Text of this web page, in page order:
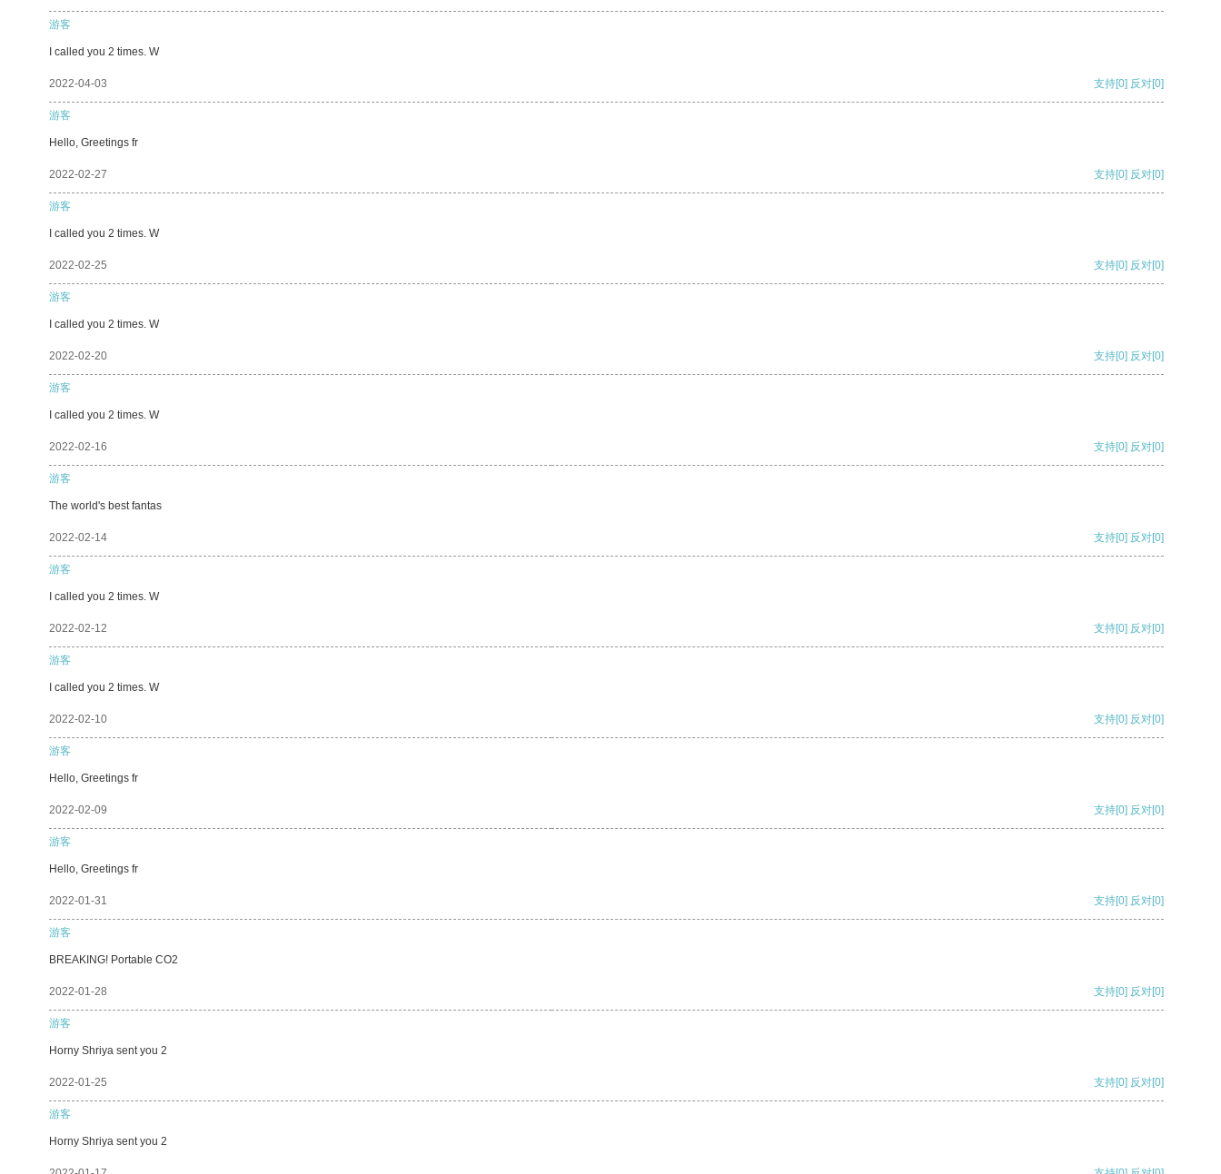
游客
I called you 2 times. W
2022-04-03 支持[0] 反对[0]
游客
Hello, Greetings fr
2022-02-27 支持[0] 反对[0]
游客
I called you 2 times. W
2022-02-25 支持[0] 反对[0]
游客
I called you 2 times. W
2022-02-20 支持[0] 反对[0]
游客
I called you 2 times. W
2022-02-16 支持[0] 反对[0]
游客
The world's best fantas
2022-02-14 支持[0] 反对[0]
游客
I called you 2 times. W
2022-02-12 支持[0] 反对[0]
游客
I called you 2 times. W
2022-02-10 支持[0] 反对[0]
游客
Hello, Greetings fr
2022-02-09 支持[0] 反对[0]
游客
Hello, Greetings fr
2022-01-31 支持[0] 反对[0]
游客
BREAKING! Portable CO2
2022-01-28 支持[0] 反对[0]
游客
Horny Shriya sent you 2
2022-01-25 支持[0] 反对[0]
游客
Horny Shriya sent you 2